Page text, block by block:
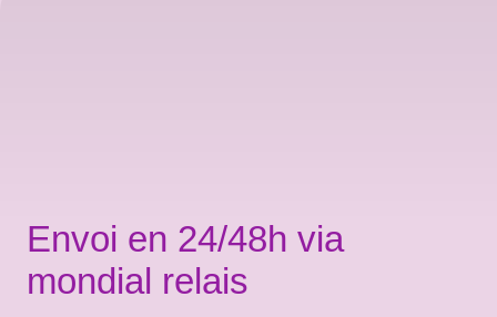
Envoi en 24/48h via
mondial relais